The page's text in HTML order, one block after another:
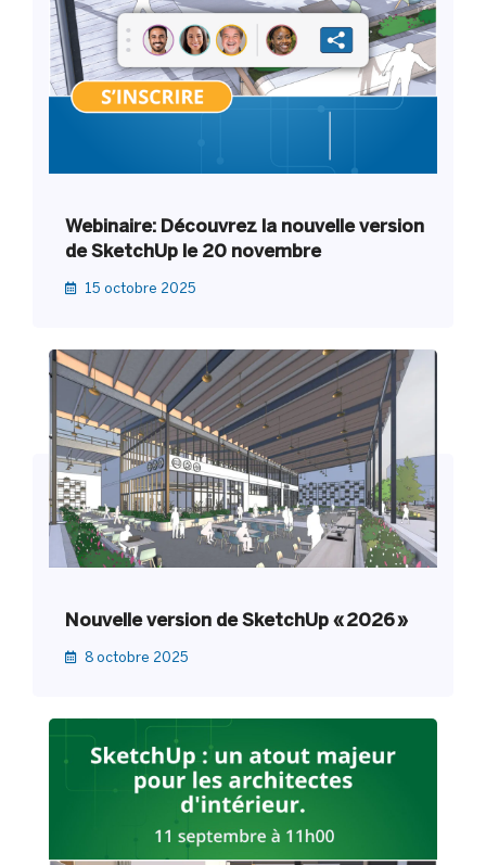
Webinaire: Découvrez la nouvelle version
de SketchUp le 20 novembre
15 octobre 2025
Nouvelle version de SketchUp « 2026 »
8 octobre 2025